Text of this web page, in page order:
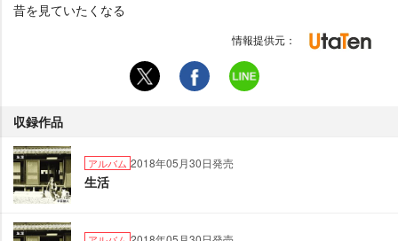
昔を見ていたくなる
情報提供元：
収録作品
アルバム 2018年05月30日発売
生活